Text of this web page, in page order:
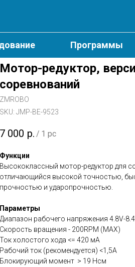
Программы
Мотор-редуктор,
соревнований
ZMROBO
SKU: JMP-BE-9523
7 000 р. / 1 pc
Функции
Высококлассный мотор-редуктор для
отличающийся высокой точностью,
прочностью и ударопрочностью.
Параметры
Диапазон рабочего напряжения 4.8V-
Скорость вращения - 200RPM (MAX)
Ток холостого хода <= 420 мА
Рабочий ток (рекомендуется) <1,5A
Блокирующий момент > 19 Нсм